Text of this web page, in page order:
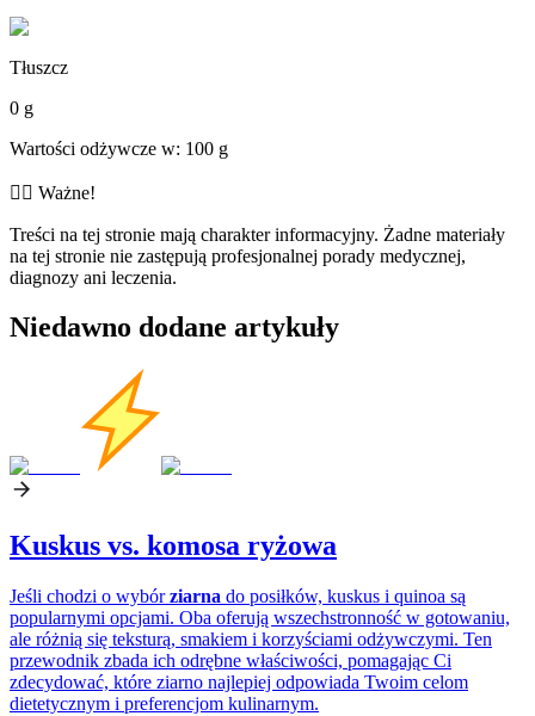
Tłuszcz
0 g
Wartości odżywcze w: 100 g
👨‍⚕️️ Ważne!
Treści na tej stronie mają charakter informacyjny. Żadne materiały
na tej stronie nie zastępują profesjonalnej porady medycznej,
diagnozy ani leczenia.
Niedawno dodane artykuły
Kuskus vs. komosa ryżowa
Jeśli chodzi o wybórziarna do posiłków, kuskus i quinoa są
popularnymi opcjami. Oba oferują wszechstronność w gotowaniu,
ale różnią się teksturą, smakiem i korzyściami odżywczymi. Ten
przewodnik zbada ich odrębne właściwości, pomagając Ci
zdecydować, które ziarno najlepiej odpowiada Twoim celom
dietetycznym i preferencjom kulinarnym.